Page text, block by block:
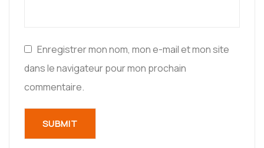
Enregistrer mon nom, mon e-mail et mon site
dans le navigateur pour mon prochain
commentaire.